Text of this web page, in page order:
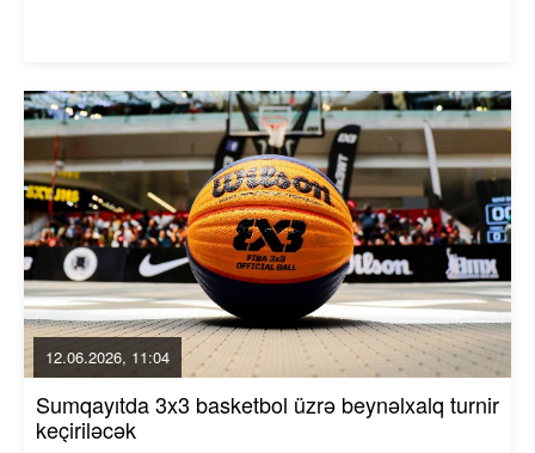
12.06.2026, 11:04
Sumqayıtda 3x3 basketbol üzrə beynəlxalq turnir
keçiriləcək